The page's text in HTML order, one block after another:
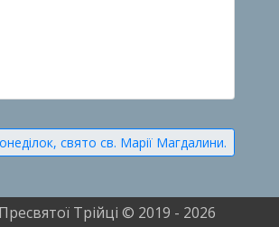
свято св. Марії Магдалини.
Трійці © 2019 - 2026